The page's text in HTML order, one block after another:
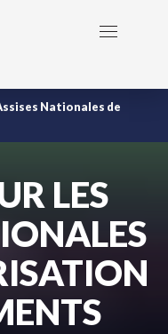
Nationales de
LES